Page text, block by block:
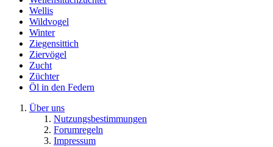
Wellis
Wildvogel
Winter
Ziegensittich
Ziervögel
Zucht
Züchter
Öl in den Federn
Über uns
Nutzungsbestimmungen
Forumregeln
Impressum